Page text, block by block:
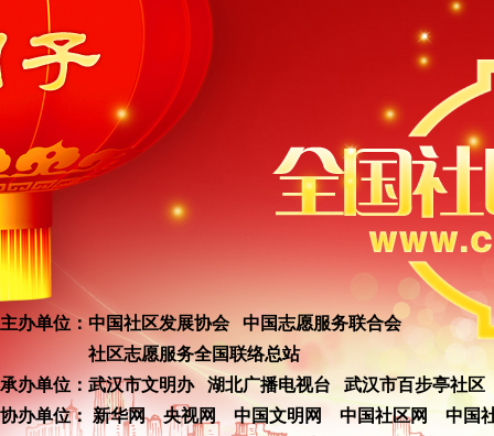
主办单位：中国社区发展协会 中国志愿服务联合会
社区志愿服务全国联络总站
承办单位：武汉市文明办 湖北广播电视台 武汉市百步亭社区
协办单位： 新华网 央视网 中国文明网 中国社区网
中国